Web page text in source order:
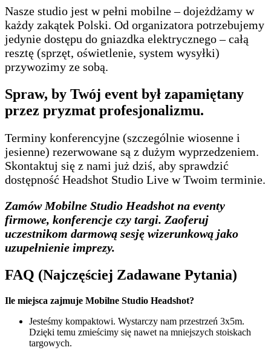
Nasze studio jest w pełni mobilne – dojeżdżamy w
każdy zakątek Polski. Od organizatora potrzebujemy
jedynie dostępu do gniazdka elektrycznego – całą
resztę (sprzęt, oświetlenie, system wysyłki)
przywozimy ze sobą.
Spraw, by Twój event był zapamiętany
przez pryzmat profesjonalizmu.
Terminy konferencyjne (szczególnie wiosenne i
jesienne) rezerwowane są z dużym wyprzedzeniem.
Skontaktuj się z nami już dziś, aby sprawdzić
dostępność Headshot Studio Live w Twoim terminie.
Zamów Mobilne Studio Headshot na eventy
firmowe, konferencje czy targi. Zaoferuj
uczestnikom darmową sesję wizerunkową jako
uzupełnienie imprezy.
FAQ (Najczęściej Zadawane Pytania)
Ile miejsca zajmuje Mobilne Studio Headshot?
Jesteśmy kompaktowi. Wystarczy nam przestrzeń 3x5m.
Dzięki temu zmieścimy się nawet na mniejszych stoiskach
targowych.